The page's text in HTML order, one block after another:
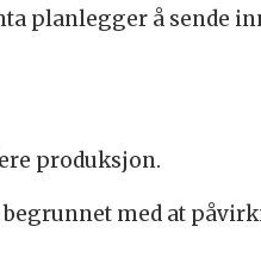
planlegger å sende
produksjon.
med at